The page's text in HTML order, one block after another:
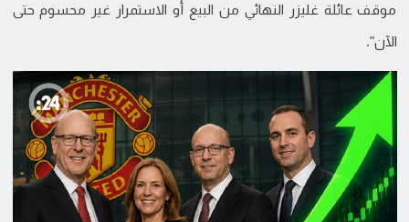
موقف عائلة غليزر النهائي من البيع أو الاستمرار غير محسوم حتى
الآن".